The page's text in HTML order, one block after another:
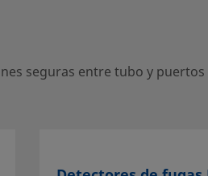
seguras entre tubo y